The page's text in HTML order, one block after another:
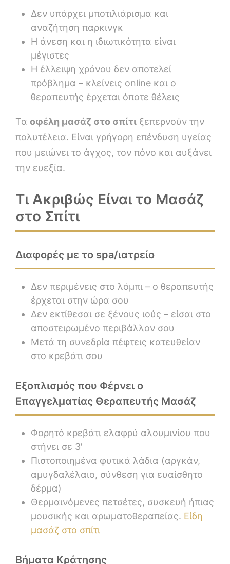
Δεν υπάρχει μποτιλιάρισμα και
αναζήτηση παρκινγκ
Η άνεση και η ιδιωτικότητα είναι
μέγιστες
Η έλλειψη χρόνου δεν αποτελεί
πρόβλημα – κλείνεις online και ο
θεραπευτής έρχεται όποτε θέλεις
Τα οφέλη μασάζ στο σπίτι ξεπερνούν την
πολυτέλεια. Είναι γρήγορη επένδυση υγείας
που μειώνει το άγχος, τον πόνο και αυξάνει
την ευεξία.
Τι Ακριβώς Είναι το Μασάζ
στο Σπίτι
Διαφορές με το spa/ιατρείο
Δεν περιμένεις στο λόμπι – ο θεραπευτής
έρχεται στην ώρα σου
Δεν εκτίθεσαι σε ξένους ιούς – είσαι στο
αποστειρωμένο περιβάλλον σου
Μετά τη συνεδρία πέφτεις κατευθείαν
στο κρεβάτι σου
Εξοπλισμός που Φέρνει ο
Επαγγελματίας Θεραπευτής Μασάζ
Φορητό κρεβάτι ελαφρύ αλουμινίου που
στήνει σε 3′
Πιστοποιημένα φυτικά λάδια (αργκάν,
αμυγδαλέλαιο, σύνθεση για ευαίσθητο
δέρμα)
Θερμαινόμενες πετσέτες, συσκευή ήπιας
μουσικής και αρωματοθεραπείας. Είδη
μασάζ στο σπίτι
Βήματα Κράτησης